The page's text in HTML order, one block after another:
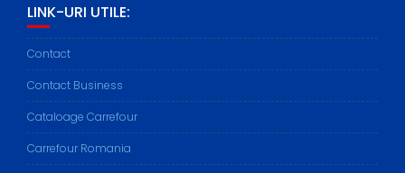
LINK-URI UTILE:
Contact
Contact Business
Cataloage Carrefour
Carrefour Romania